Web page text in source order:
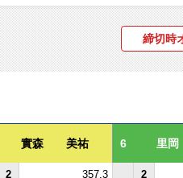
締切時
實森 美祐 6 里
2 357.3 2